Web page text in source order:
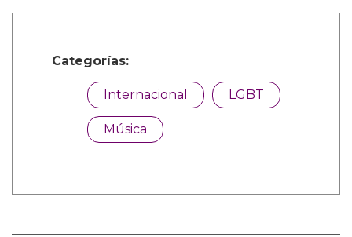
Categorías:
Internacional LGBT
Música